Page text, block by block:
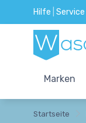
Hilfe Service
Marken
Startseite